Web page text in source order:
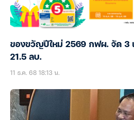
ของขวัญปีใหม่ 2569 กฟผ. จัด 3
21.5 ลบ.
11 ธ.ค. 68 18:13 น.